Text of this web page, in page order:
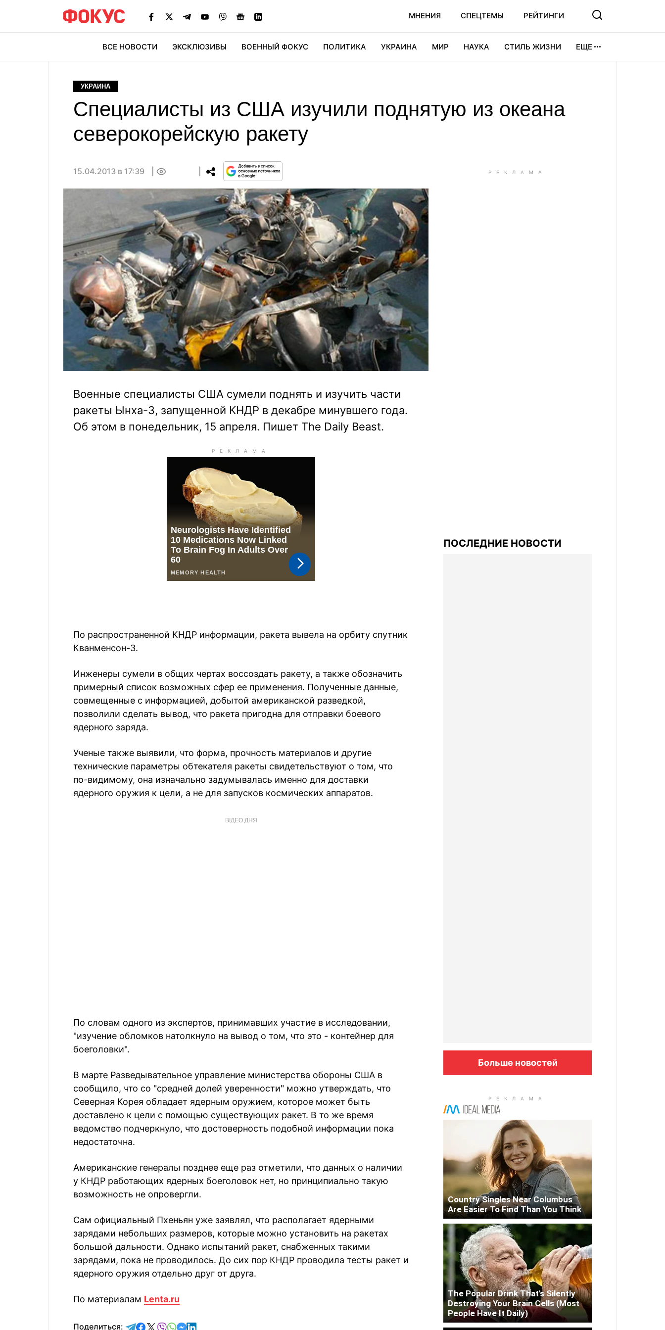
МНЕНИЯ СПЕЦТЕМЫ РЕЙТИНГИ
ВСЕ НОВОСТИ ЭКСКЛЮЗИВЫ ВОЕННЫЙ ФОКУС ПОЛИТИКА УКРАИНА МИР НАУКА СТИЛЬ ЖИЗНИ ЕЩЕ
УКРАИНА
Специалисты из США изучили поднятую из океана
северокорейскую ракету
15.04.2013 в 17:39
Военные специалисты США сумели поднять и изучить части
ракеты Ынха-3, запущенной КНДР в декабре минувшего года.
Об этом в понедельник, 15 апреля. Пишет The Daily Beast.
По распространенной КНДР информации, ракета вывела на орбиту спутник
Кванменсон-3.
Инженеры сумели в общих чертах воссоздать ракету, а также обозначить
примерный список возможных сфер ее применения. Полученные данные,
совмещенные с информацией, добытой американской разведкой,
позволили сделать вывод, что ракета пригодна для отправки боевого
ядерного заряда.
Ученые также выявили, что форма, прочность материалов и другие
технические параметры обтекателя ракеты свидетельствуют о том, что
по-видимому, она изначально задумывалась именно для доставки
ядерного оружия к цели, а не для запусков космических аппаратов.
ВІДЕО ДНЯ
По словам одного из экспертов, принимавших участие в исследовании,
"изучение обломков натолкнуло на вывод о том, что это - контейнер для
боеголовки".
В марте Разведывательное управление министерства обороны США в
сообщило, что со "средней долей уверенности" можно утверждать, что
Северная Корея обладает ядерным оружием, которое может быть
доставлено к цели с помощью существующих ракет. В то же время
ведомство подчеркнуло, что достоверность подобной информации пока
недостаточна.
Американские генералы позднее еще раз отметили, что данных о наличии
у КНДР работающих ядерных боеголовок нет, но принципиально такую
возможность не опровергли.
Сам официальный Пхеньян уже заявлял, что располагает ядерными
зарядами небольших размеров, которые можно установить на ракетах
большой дальности. Однако испытаний ракет, снабженных такими
зарядами, пока не проводилось. До сих пор КНДР проводила тесты ракет и
ядерного оружия отдельно друг от друга.
По материалам Lenta.ru
Поделиться: отправить в Telegram
поделиться в Facebook
поделиться в X
отправить в Viber
отправить в Whatsapp
отправить в Messenger
отправить в LinkedIn
ПОСЛЕДНИЕ НОВОСТИ
Больше новостей